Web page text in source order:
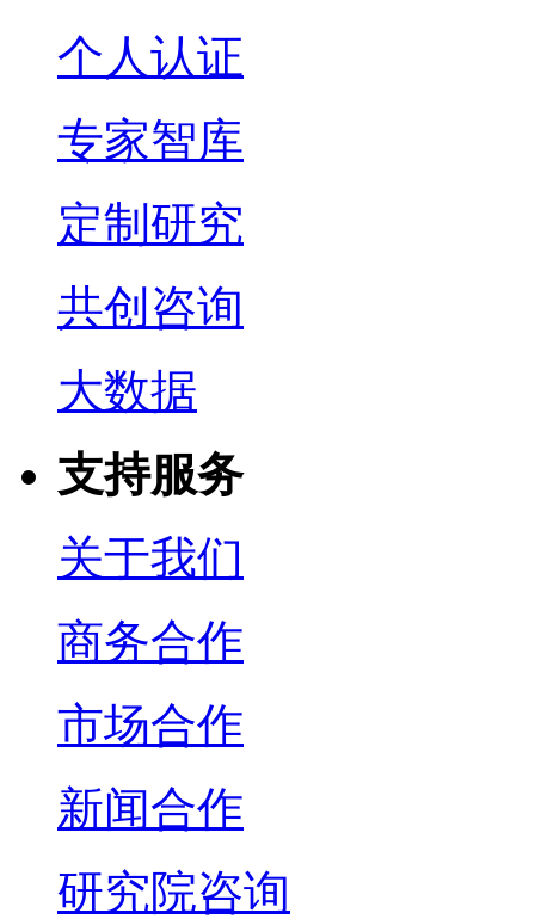
个人认证
专家智库
定制研究
共创咨询
大数据
支持服务
关于我们
商务合作
市场合作
新闻合作
研究院咨询